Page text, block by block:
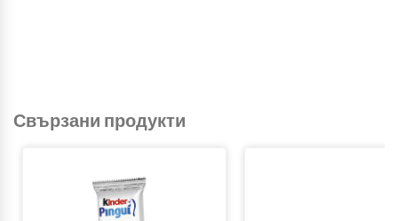
Свързани продукти